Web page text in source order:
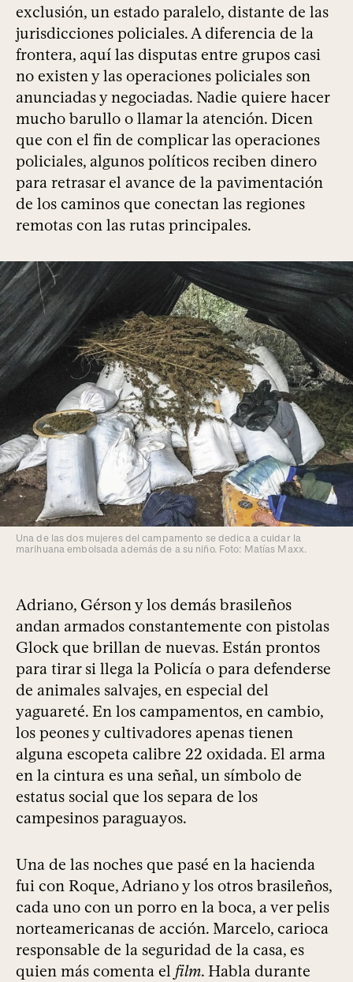
exclusión, un estado paralelo, distante de las
jurisdicciones policiales. A diferencia de la
frontera, aquí las disputas entre grupos casi
no existen y las operaciones policiales son
anunciadas y negociadas. Nadie quiere hacer
mucho barullo o llamar la atención. Dicen
que con el fin de complicar las operaciones
policiales, algunos políticos reciben dinero
para retrasar el avance de la pavimentación
de los caminos que conectan las regiones
remotas con las rutas principales.
Una de las dos mujeres del campamento se dedica a cuidar la
marihuana embolsada además de a su niño. Foto: Matías Maxx.
Adriano, Gérson y los demás brasileños
andan armados constantemente con pistolas
Glock que brillan de nuevas. Están prontos
para tirar si llega la Policía o para defenderse
de animales salvajes, en especial del
yaguareté. En los campamentos, en cambio,
los peones y cultivadores apenas tienen
alguna escopeta calibre 22 oxidada. El arma
en la cintura es una señal, un símbolo de
estatus social que los separa de los
campesinos paraguayos.
Una de las noches que pasé en la hacienda
fui con Roque, Adriano y los otros brasileños,
cada uno con un porro en la boca, a ver pelis
norteamericanas de acción. Marcelo, carioca
responsable de la seguridad de la casa, es
quien más comenta el film. Habla durante